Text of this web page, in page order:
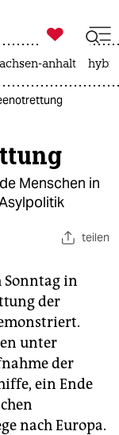

taz zahl ich
anhalt
Menschen in
teilen
Sonntag in
der
unter
der
ein Ende
nach Europa.